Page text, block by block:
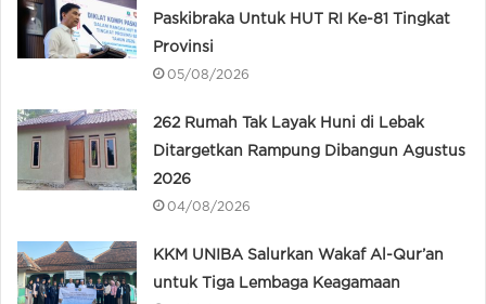
Paskibraka Untuk HUT RI Ke-81 Tingkat
Provinsi
05/08/2026
262 Rumah Tak Layak Huni di Lebak
Ditargetkan Rampung Dibangun Agustus
2026
04/08/2026
KKM UNIBA Salurkan Wakaf Al-Qur’an
untuk Tiga Lembaga Keagamaan